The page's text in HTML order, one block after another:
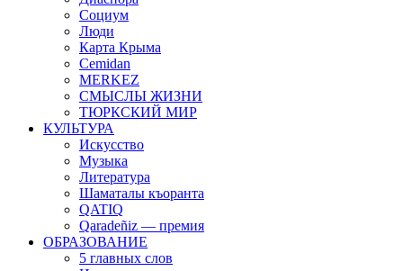
Социум
Люди
Карта Крыма
Cemidan
МERKEZ
СМЫСЛЫ ЖИЗНИ
ТЮРКСКИЙ МИР
КУЛЬТУРА
Искусство
Музыка
Литература
Шаматалы къоранта
QATIQ
Qaradeñiz — премия
ОБРАЗОВАНИЕ
5 главных слов